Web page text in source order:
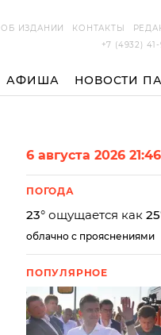
ОБ ИЗДАНИИ
КОНТАКТЫ
+7 (4932) 41-
АФИША НОВОСТИ
6 августа 2026 21:46
ПОГОДА
23° ощущается как 25
облачно с прояснениями
ПОПУЛЯРНОЕ